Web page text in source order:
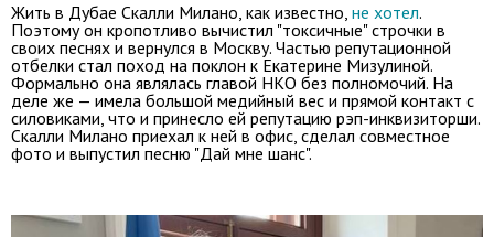
Жить в Дубае Скалли Милано, как известно, не хотел.
Поэтому он кропотливо вычистил "токсичные" строчки в
своих песнях и вернулся в Москву. Частью репутационной
отбелки стал поход на поклон к Екатерине Мизулиной.
Формально она являлась главой НКО без полномочий. На
деле же — имела большой медийный вес и прямой контакт с
силовиками, что и принесло ей репутацию рэп-инквизиторши.
Скалли Милано приехал к ней в офис, сделал совместное
фото и выпустил песню "Дай мне шанс".